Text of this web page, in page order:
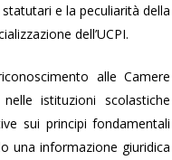
e la peculiarità della
dell’UCPI.
alle Camere
istituzioni scolastiche
sui principi fondamentali
una informazione giuridica